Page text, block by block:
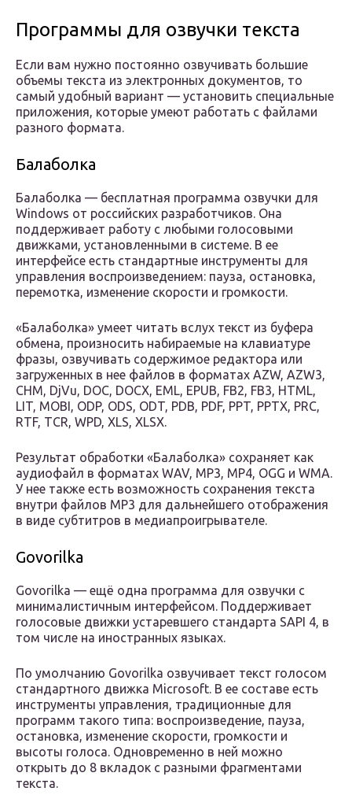
Программы для озвучки текста
Если вам нужно постоянно озвучивать большие
объемы текста из электронных документов, то
самый удобный вариант — установить специальные
приложения, которые умеют работать с файлами
разного формата.
Балаболка
Балаболка — бесплатная программа озвучки для
Windows от российских разработчиков. Она
поддерживает работу с любыми голосовыми
движками, установленными в системе. В ее
интерфейсе есть стандартные инструменты для
управления воспроизведением: пауза, остановка,
перемотка, изменение скорости и громкости.
«Балаболка» умеет читать вслух текст из буфера
обмена, произносить набираемые на клавиатуре
фразы, озвучивать содержимое редактора или
загруженных в нее файлов в форматах AZW, AZW3,
CHM, DjVu, DOC, DOCX, EML, EPUB, FB2, FB3, HTML,
LIT, MOBI, ODP, ODS, ODT, PDB, PDF, PPT, PPTX, PRC,
RTF, TCR, WPD, XLS, XLSX.
Результат обработки «Балаболка» сохраняет как
аудиофайл в форматах WAV, MP3, MP4, OGG и WMA.
У нее также есть возможность сохранения текста
внутри файлов MP3 для дальнейшего отображения
в виде субтитров в медиапроигрывателе.
Govorilka
Govorilka — ещё одна программа для озвучки с
минималистичным интерфейсом. Поддерживает
голосовые движки устаревшего стандарта SAPI 4, в
том числе на иностранных языках.
По умолчанию Govorilka озвучивает текст голосом
стандартного движка Microsoft. В ее составе есть
инструменты управления, традиционные для
программ такого типа: воспроизведение, пауза,
остановка, изменение скорости, громкости и
высоты голоса. Одновременно в ней можно
открыть до 8 вкладок с разными фрагментами
текста.